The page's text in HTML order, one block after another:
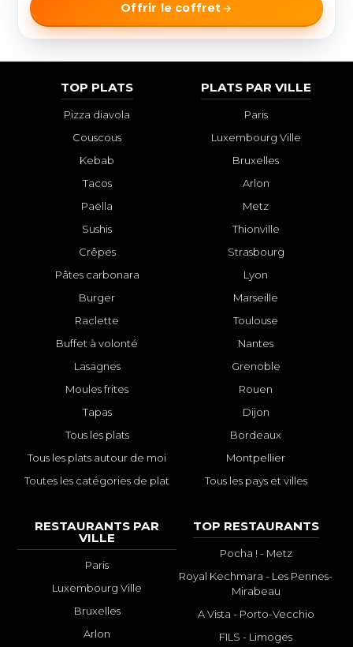
Offrir le coffret
TOP PLATS
Pizza diavola
Couscous
Kebab
Tacos
Paëlla
Sushis
Crêpes
Pâtes carbonara
Burger
Raclette
Buffet à volonté
Lasagnes
Moules frites
Tapas
Tous les plats
Tous les plats autour de moi
Toutes les catégories de plat
PLATS PAR VILLE
Paris
Luxembourg Ville
Bruxelles
Arlon
Metz
Thionville
Strasbourg
Lyon
Marseille
Toulouse
Nantes
Grenoble
Rouen
Dijon
Bordeaux
Montpellier
Tous les pays et villes
RESTAURANTS PAR
VILLE
Paris
Luxembourg Ville
Bruxelles
Arlon
TOP RESTAURANTS
Pocha ! - Metz
Royal Kechmara - Les Pennes-
Mirabeau
A Vista - Porto-Vecchio
FILS - Limoges